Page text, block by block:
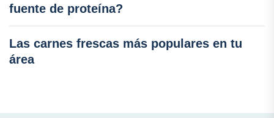
fuente de proteína?
Las carnes frescas más populares en tu
área